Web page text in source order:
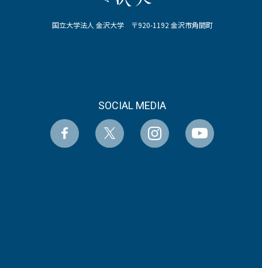
国立大学法人 金沢大学 〒920-1192 金沢市角間町
SOCIAL MEDIA